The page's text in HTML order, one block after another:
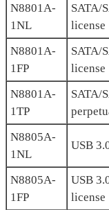
N8801A-
1NL
SATA/
license
N8801A-
1FP
SATA/
license
N8801A-
1TP
SATA/
N8805A-
1NL
USB
N8805A-
1FP
USB
license